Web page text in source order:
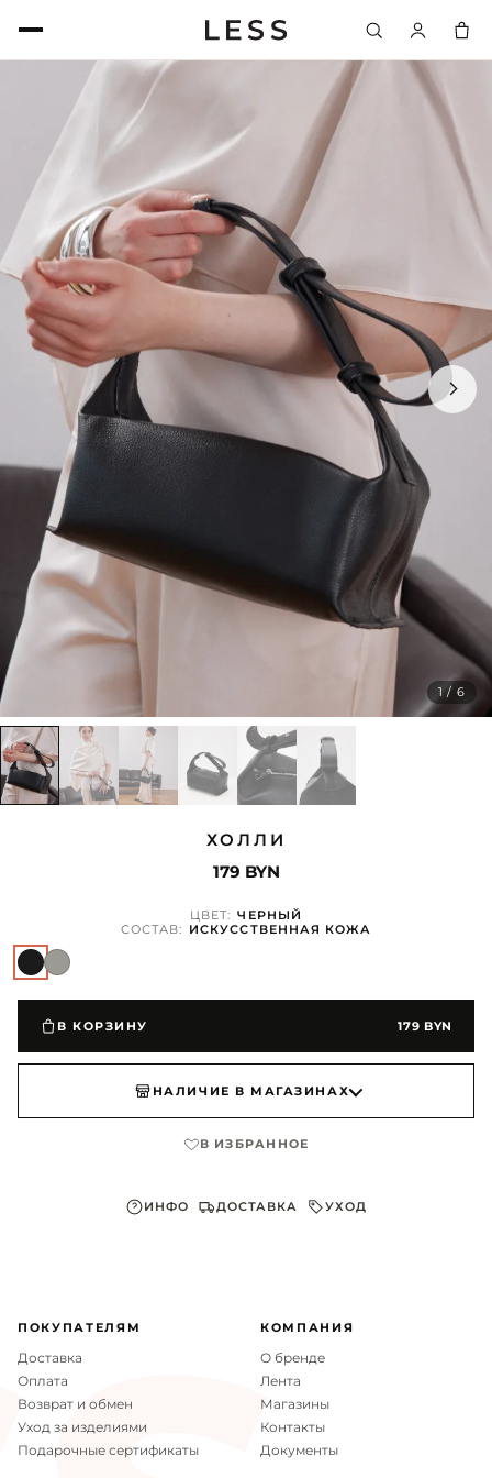
1 / 6
ХОЛЛИ
179 BYN
ЦВЕТ: ЧЕРНЫЙ
СОСТАВ:
ИСКУССТВЕННАЯ КОЖА
В КОРЗИНУ 179 BYN
НАЛИЧИЕ В МАГАЗИНАХ
В ИЗБРАННОЕ
ИНФО ДОСТАВКА УХОД
ПОКУПАТЕЛЯМ
Доставка
Оплата
Возврат и обмен
Уход за изделиями
Подарочные сертификаты
КОМПАНИЯ
О бренде
Лента
Магазины
Контакты
Документы